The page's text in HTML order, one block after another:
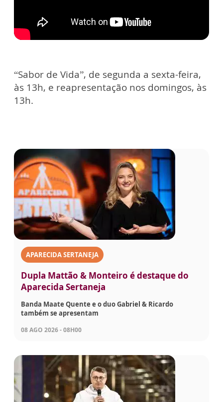
“Sabor de Vida”, de segunda a sexta-feira,
às 13h, e reapresentação nos domingos, às
13h.
APARECIDA SERTANEJA
Dupla Mattão & Monteiro é destaque do
Aparecida Sertaneja
Banda Maate Quente e o duo Gabriel & Ricardo
também se apresentam
08 AGO 2026 - 08H00